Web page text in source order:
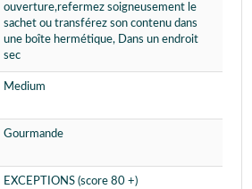
ouverture,refermez soigneusement le
sachet ou transférez son contenu dans
une boîte hermétique, Dans un endroit
sec
Medium
Gourmande
EXCEPTIONS (score 80 +)